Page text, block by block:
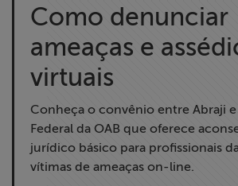
Como denunciar
ameaças e
virtuais
Conheça o convênio entre Abraji
Federal da OAB que oferece
jurídico básico para profissionais
vítimas de ameaças on-line.